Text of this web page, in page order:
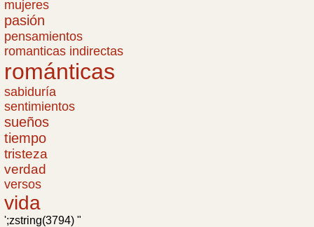
mujeres
pasión
pensamientos
romanticas indirectas
románticas
sabiduría
sentimientos
sueños
tiempo
tristeza
verdad
versos
vida
';zstring(3794) "